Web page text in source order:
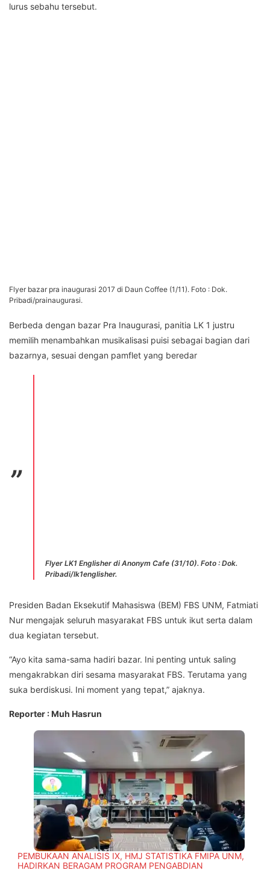
lurus sebahu tersebut.
Flyer bazar pra inaugurasi 2017 di Daun Coffee (1/11). Foto : Dok.
Pribadi/prainaugurasi.
Berbeda dengan bazar Pra Inaugurasi, panitia LK 1 justru
memilih menambahkan musikalisasi puisi sebagai bagian dari
bazarnya, sesuai dengan pamflet yang beredar
Flyer LK1 Englisher di Anonym Cafe (31/10). Foto : Dok.
Pribadi/lk1englisher.
Presiden Badan Eksekutif Mahasiswa (BEM) FBS UNM, Fatmiati
Nur mengajak seluruh masyarakat FBS untuk ikut serta dalam
dua kegiatan tersebut.
“Ayo kita sama-sama hadiri bazar. Ini penting untuk saling
mengakrabkan diri sesama masyarakat FBS. Terutama yang
suka berdiskusi. Ini moment yang tepat,” ajaknya.
Reporter : Muh Hasrun
PEMBUKAAN ANALISIS IX, HMJ STATISTIKA FMIPA UNM,
HADIRKAN BERAGAM PROGRAM PENGABDIAN